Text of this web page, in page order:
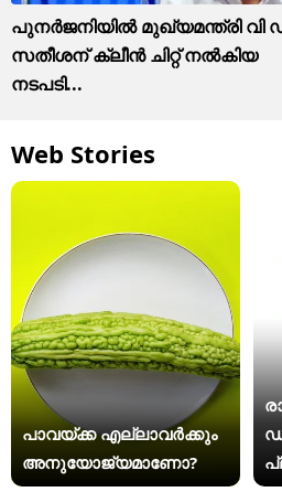
പുനർജനിയിൽ മുഖ്യമന്ത്രി വി
സതീശന് ക്ലീൻ ചിറ്റ് നൽകിയ
നടപടി...
Web Stories
പാവയ്ക്ക എല്ലാവർക്കും
അനുയോജ്യമാണോ?